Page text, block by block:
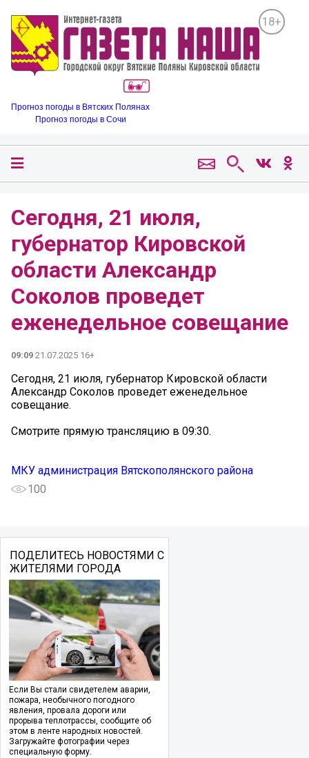
18+
Прогноз погоды в Вятских Полянах
Прогноз погоды в Сочи
Сегодня, 21 июля,
губернатор Кировской
области Александр
Соколов проведет
еженедельное совещание
09:09 21.07.2025 16+
Сегодня, 21 июля, губернатор Кировской области
Александр Соколов проведет еженедельное
совещание.
Смотрите прямую трансляцию в 09:30.
МКУ администрация Вятскополянского района
100
ПОДЕЛИТЕСЬ НОВОСТЯМИ С
ЖИТЕЛЯМИ ГОРОДА
Если Вы стали свидетелем аварии,
пожара, необычного погодного
явления, провала дороги или
прорыва теплотрассы, сообщите об
этом в ленте народных новостей.
Загружайте фотографии через
специальную форму.